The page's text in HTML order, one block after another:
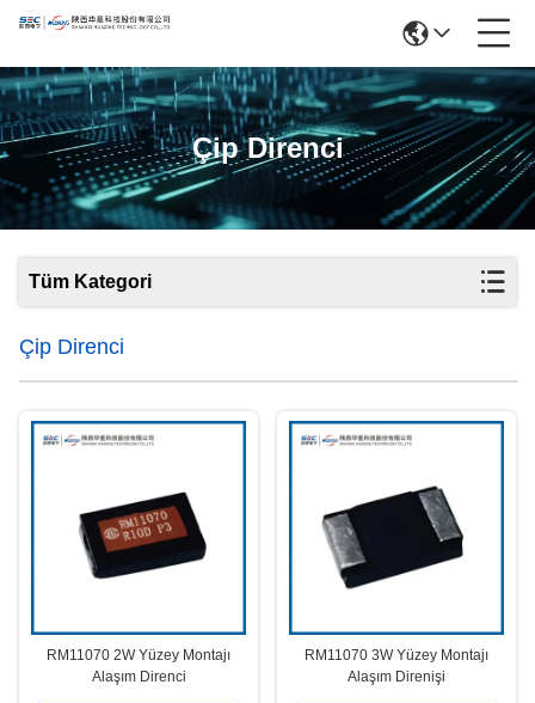
Çip Direnci
Tüm Kategori
Çip Direnci
RM11070 2W Yüzey Montajı
Alaşım Direnci
RM11070 3W Yüzey Montajı
Alaşım Direnişi